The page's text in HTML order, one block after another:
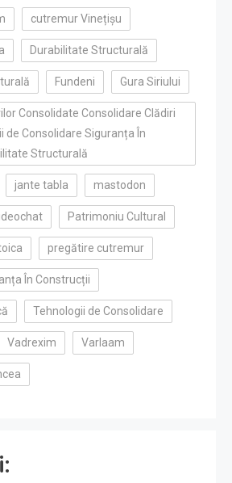
cutremur Vinețișu
Durabilitate Structurală
Fundeni Gura Siriului
Consolidate Consolidare Clădiri
de Consolidare Siguranța În
Structurală
jante tabla mastodon
Patrimoniu Cultural
pregătire cutremur
În Construcții
Tehnologii de Consolidare
Vadrexim Varlaam